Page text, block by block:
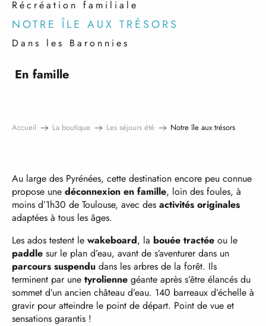
Récréation familiale
NOTRE ÎLE AUX TRÉSORS
Dans les Baronnies
En famille
Accueil La boutique Les séjours été Notre île aux trésors
Au large des Pyrénées, cette destination encore peu connue
propose une déconnexion en famille, loin des foules, à
moins d’1h30 de Toulouse, avec des activités originales
adaptées à tous les âges.
Les ados testent le wakeboard, la bouée tractée ou le
paddle sur le plan d’eau, avant de s’aventurer dans un
parcours suspendu dans les arbres de la forêt. Ils
terminent par une tyrolienne géante après s’être élancés du
sommet d’un ancien château d’eau. 140 barreaux d’échelle à
gravir pour atteindre le point de départ. Point de vue et
sensations garantis !